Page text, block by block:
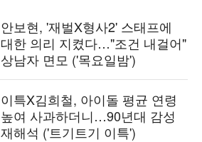
안보현, '재벌X형사2' 스태프에
대한 의리 지켰다…"조건 내걸어"
상남자 면모 ('목요일밤')
이특X김희철, 아이돌 평균 연령
높여 사과하더니…90년대 감성
재해석 ('트기트기 이특')